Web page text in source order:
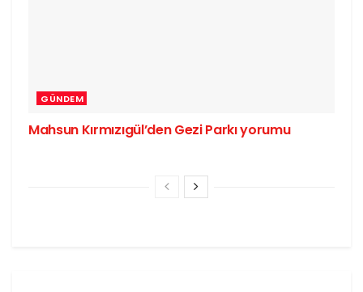
GÜNDEM
Mahsun Kırmızıgül’den Gezi Parkı yorumu